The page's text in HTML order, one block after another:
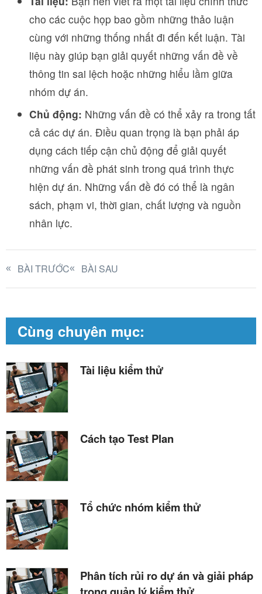
cho các cuộc họp bao gồm những thảo luận
cùng với những thống nhất đi đến kết luận. Tài
liệu này giúp bạn giải quyết những vấn đề về
thông tin sai lệch hoặc những hiểu lầm giữa
nhóm dự án.
Chủ động: Những vấn đề có thể xảy ra trong tất
cả các dự án. Điều quan trọng là bạn phải áp
dụng cách tiếp cận chủ động để giải quyết
những vấn đề phát sinh trong quá trình thực
hiện dự án. Những vấn đề đó có thể là ngân
sách, phạm vi, thời gian, chất lượng và nguồn
nhân lực.
BÀI TRƯỚC BÀI SAU
Cùng chuyên mục:
Tài liệu kiểm thử
Cách tạo Test Plan
Tổ chức nhóm kiểm thử
Phân tích rủi ro dự án và giải pháp